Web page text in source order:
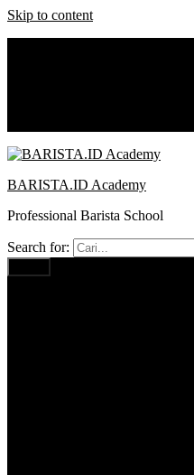
Skip to content
BARISTA.ID Academy
Professional Barista School
Search for: